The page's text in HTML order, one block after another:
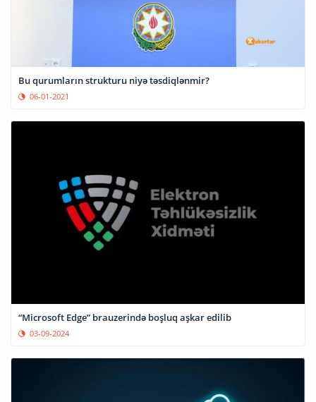
Bu qurumların strukturu niyə təsdiqlənmir?
06-01-2021
“Microsoft Edge” brauzerində boşluq aşkar edilib
03-09-2024